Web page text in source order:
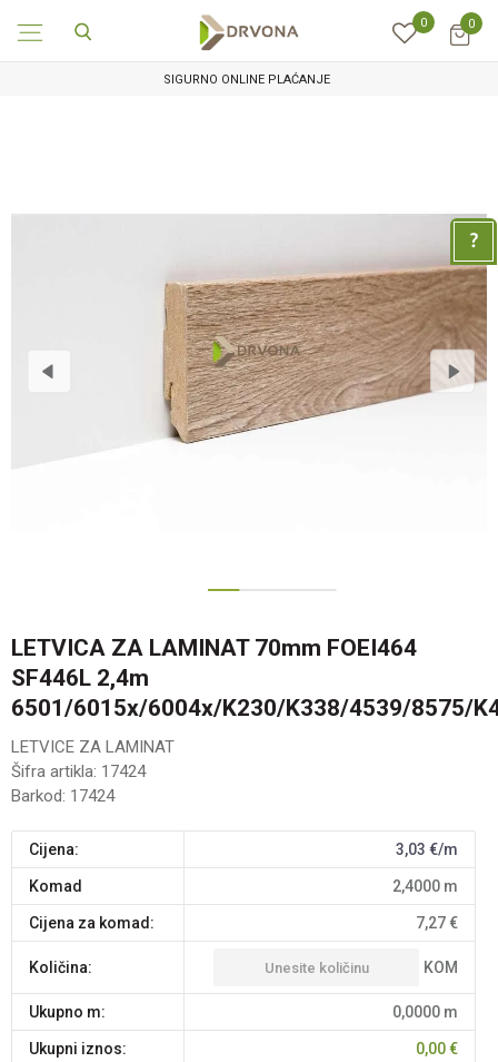
0 0
SIGURNO ONLINE PLAĆANJE
LETVICA ZA LAMINAT 70mm FOEI464
SF446L 2,4m
6501/6015x/6004x/K230/K338/4539/8575/
LETVICE ZA LAMINAT
Šifra artikla: 17424
Barkod: 17424
Cijena: 3,03 €/m
komad 2,4000 m
Cijena za komad: 7,27€
Količina: KOM
Ukupno m: 0,0000 m
Ukupni iznos: 0,00€